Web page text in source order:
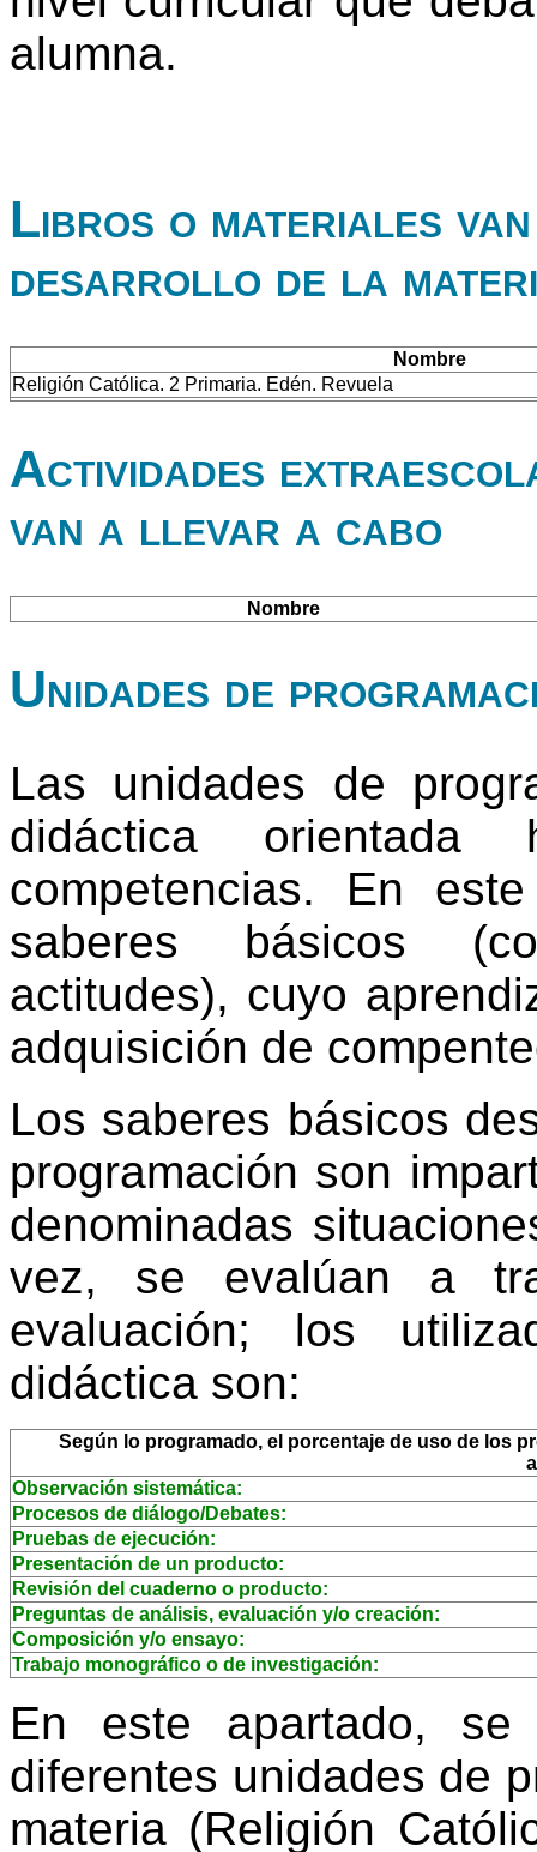
alumna.
Libros o materiales
desarrollo de la
Nombre
Religión Católica. 2 Primaria. Edén. Revuela
Actividades
van a llevar a cabo
Nombre
Unidades de
Las unidades de
didáctica
competencias. En
saberes básicos
actitudes), cuyo
adquisición de
Los saberes básicos
programación son
denominadas
vez, se evalúan a
evaluación; los
didáctica son:
Según lo programado, el porcentaje de uso de los
Observación sistemática:
Procesos de diálogo/Debates:
Pruebas de ejecución:
Presentación de un producto:
Revisión del cuaderno o producto:
Preguntas de análisis, evaluación y/o creación:
Composición y/o ensayo:
Trabajo monográfico o de investigación:
En este apartado, se
diferentes unidades de
materia (Religión